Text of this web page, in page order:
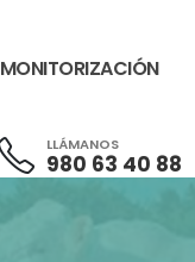
MONITORIZACIÓN
LLÁMANOS
980 63 40 88